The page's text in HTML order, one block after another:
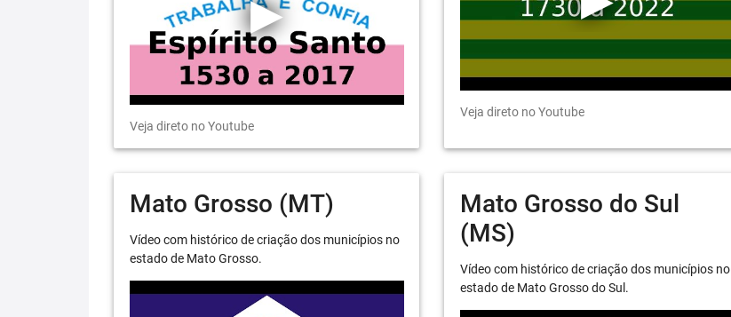
Veja direto no Youtube
Veja direto no Youtube
Mato Grosso (MT)
Vídeo com histórico de criação dos municípios no
estado de Mato Grosso.
Mato Grosso do Sul
(MS)
Vídeo com histórico de criação dos municípios no
estado de Mato Grosso do Sul.